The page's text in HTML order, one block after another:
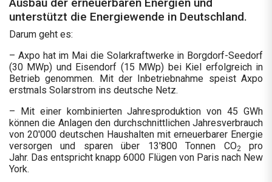
Ausbau der erneuerbaren Energien und
unterstützt die Energiewende in Deutschland.
Darum geht es:
– Axpo hat im Mai die Solarkraftwerke in Borgdorf-Seedorf
(30 MWp) und Eisendorf (15 MWp) bei Kiel erfolgreich in
Betrieb genommen. Mit der Inbetriebnahme speist Axpo
erstmals Solarstrom ins deutsche Netz.
– Mit einer kombinierten Jahresproduktion von 45 GWh
können die Anlagen den durchschnittlichen Jahresverbrauch
von 20'000 deutschen Haushalten mit erneuerbarer Energie
versorgen und sparen über 13'800 Tonnen CO2
pro
Jahr. Das entspricht knapp 6000 Flügen von Paris nach New
York.